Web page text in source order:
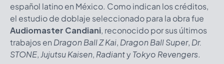
español latino en México. Como indican los créditos,
el estudio de doblaje seleccionado para la obra fue
Audiomaster Candiani, reconocido por sus últimos
trabajos en Dragon Ball Z Kai, Dragon Ball Super, Dr.
STONE, Jujutsu Kaisen, RadiantyTokyo Revengers.